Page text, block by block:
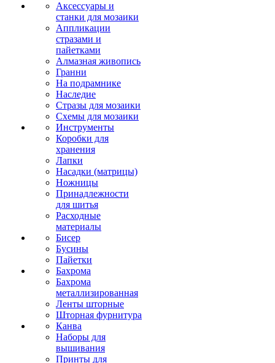
Аксессуары и
станки для мозаики
Аппликации
стразами и
пайетками
Алмазная живопись
Гранни
На подрамнике
Наследие
Стразы для мозаики
Схемы для мозаики
Инструменты
Коробки для
хранения
Лапки
Насадки (матрицы)
Ножницы
Принадлежности
для шитья
Расходные
материалы
Бисер
Бусины
Пайетки
Бахрома
Бахрома
металлизированная
Ленты шторные
Шторная фурнитура
Канва
Наборы для
вышивания
Принты для